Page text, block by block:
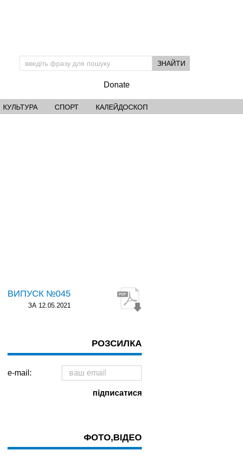
Donate
КУЛЬТУРА СПОРТ КАЛЕЙДОСКОП
ВИПУСК №045
ЗА 12.05.2021
РОЗСИЛКА
e-mail:
ФОТО,ВІДЕО